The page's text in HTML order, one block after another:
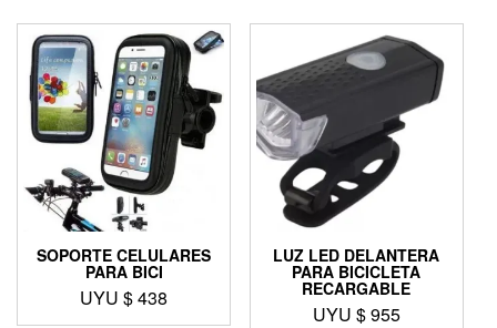
SOPORTE CELULARES
PARA BICI
UYU $438
LUZ LED DELANTERA
PARA BICICLETA
RECARGABLE
UYU $955